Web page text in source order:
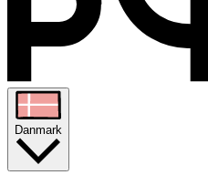
Danmark